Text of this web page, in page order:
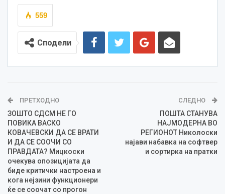
559
Сподели
ПРЕТХОДНО
ЗОШТО СДСМ НЕ ГО
ПОВИКА ВАСКО
КОВАЧЕВСКИ ДА СЕ ВРАТИ
И ДА СЕ СООЧИ СО
ПРАВДАТА? Мицкоски
очекува опозицијата да
биде критички настроена и
кога нејзини функционери
ќе се соочат со прогон
СЛЕДНО
ПОШТА СТАНУВА
НАЈМОДЕРНА ВО
РЕГИОНОТ Николоски
најави набавка на софтвер
и сортирка на пратки